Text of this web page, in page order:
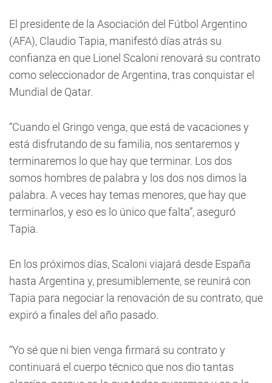
El presidente de la Asociación del Fútbol Argentino
(AFA), Claudio Tapia, manifestó días atrás su
confianza en que Lionel Scaloni renovará su contrato
como seleccionador de Argentina, tras conquistar el
Mundial de Qatar.
“Cuando el Gringo venga, que está de vacaciones y
está disfrutando de su familia, nos sentaremos y
terminaremos lo que hay que terminar. Los dos
somos hombres de palabra y los dos nos dimos la
palabra. A veces hay temas menores, que hay que
terminarlos, y eso es lo único que falta”, aseguró
Tapia.
En los próximos días, Scaloni viajará desde España
hasta Argentina y, presumiblemente, se reunirá con
Tapia para negociar la renovación de su contrato, que
expiró a finales del año pasado.
“Yo sé que ni bien venga firmará su contrato y
continuará el cuerpo técnico que nos dio tantas